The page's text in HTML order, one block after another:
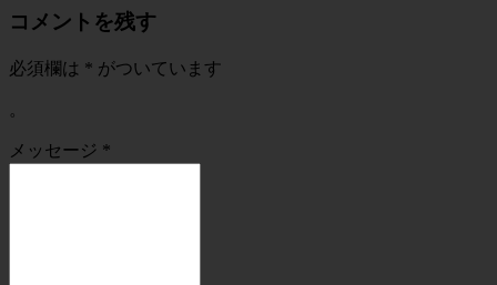
コメントを残す
必須欄は * がついています
。
メッセージ *